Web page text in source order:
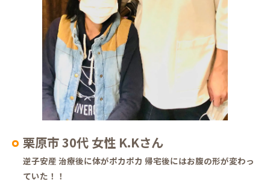
栗原市 30代 女性 K.Kさん
逆子安産 治療後に体がポカポカ 帰宅後にはお腹の形が変わっ
ていた！！